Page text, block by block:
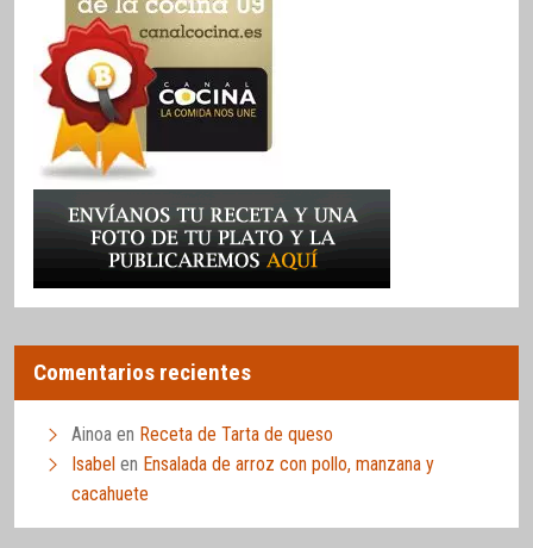
Comentarios recientes
Ainoa en Receta de Tarta de queso
Isabel en Ensalada de arroz con pollo, manzana y
cacahuete